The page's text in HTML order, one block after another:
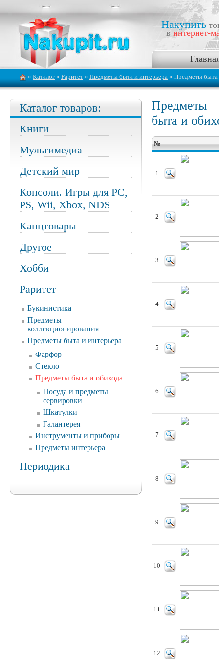
Накупить
в интернет-
» Каталог » Раритет » Предметы быта и интерьера » Предметы быта
Каталог товаров:
Книги
Мультимедиа
Детский мир
Консоли. Игры для PC,
PS, Wii, Xbox, NDS
Канцтовары
Другое
Хобби
Раритет
Букинистика
Предметы
коллекционирования
Предметы быта и интерьера
Фарфор
Стекло
Предметы быта и обихода
Посуда и предметы
сервировки
Шкатулки
Галантерея
Инструменты и приборы
Предметы интерьера
Периодика
Предметы
быта и
№
1
2
3
4
5
6
7
8
9
10
11
12